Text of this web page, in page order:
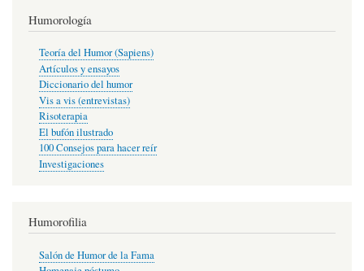
Humorología
Teoría del Humor (Sapiens)
Artículos y ensayos
Diccionario del humor
Vis a vis (entrevistas)
Risoterapia
El bufón ilustrado
100 Consejos para hacer reír
Investigaciones
Humorofilia
Salón de Humor de la Fama